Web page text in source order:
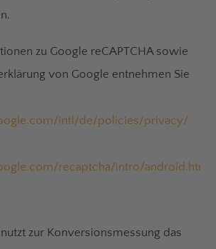
zu Google reCAPTCHA sowie
von Google entnehmen Sie
intl/de/policies/privacy/
recaptcha/intro/android.html
zur Konversionsmessung das